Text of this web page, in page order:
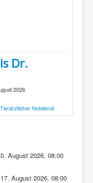
Dr.
2026
Tierärztlicher Notdienst
August 2026,08:00
August 2026,08:00